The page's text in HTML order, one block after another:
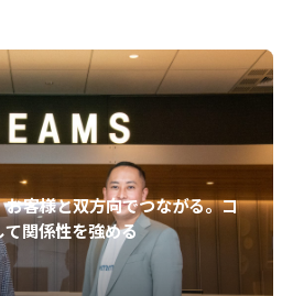
お客様と双方向でつながる。コ
関係性を強める